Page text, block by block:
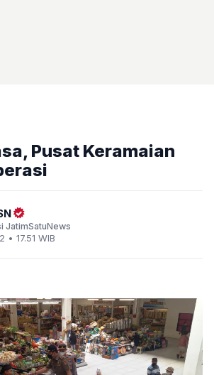
Pusat Keramaian
JatimSatuNews
• 17.51 WIB